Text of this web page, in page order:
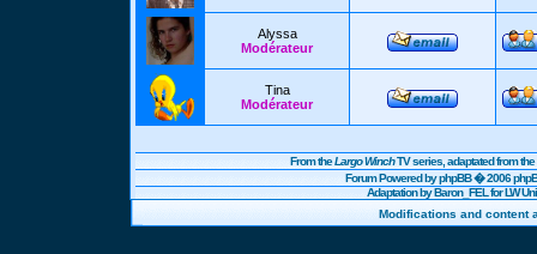
Alyssa
Modérateur
Tina
Modérateur
From theLargo WinchTV series, adaptated from
Forum Powered byphpBB� 2006
Adaptation by Baron_FEL for LW
Modifications and content